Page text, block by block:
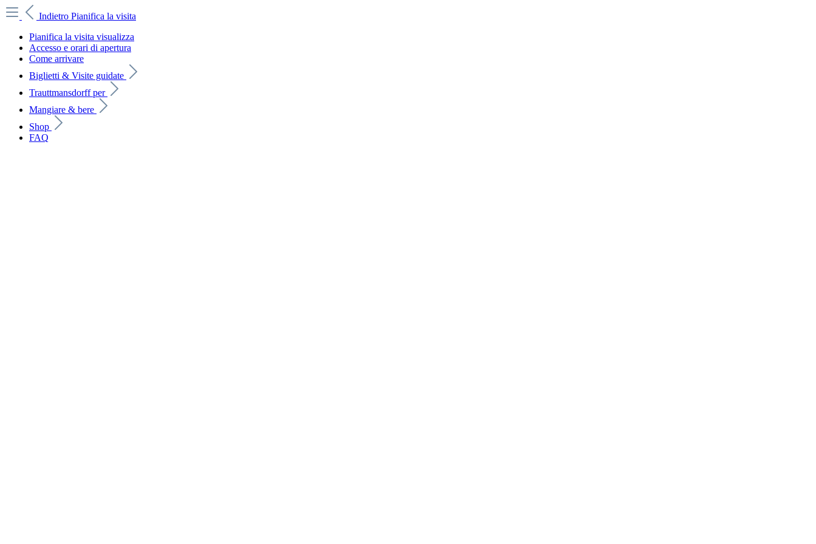
Indietro Pianifica la visita
Pianifica la visita visualizza
Accesso e orari di apertura
Come arrivare
Biglietti & Visite guidate
Trauttmansdorff per
Mangiare & bere
Shop
FAQ